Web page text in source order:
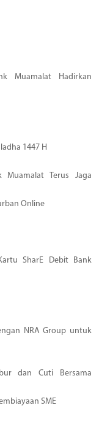
Muamalat Hadirkan
1447 H
Muamalat Terus Jaga
Online
SharE Debit Bank
NRA Group untuk
dan Cuti Bersama
SME